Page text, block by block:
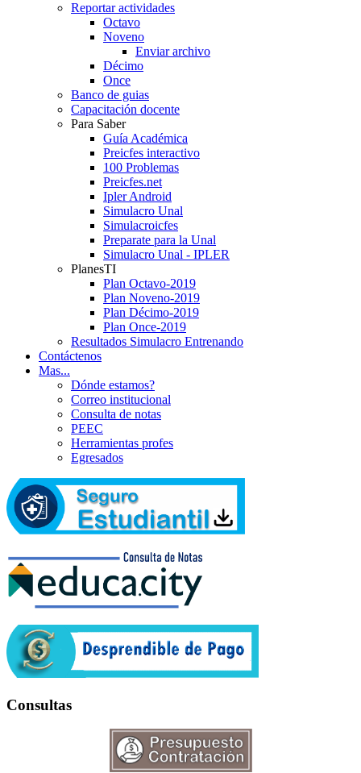
Reportar actividades
Octavo
Noveno
Enviar archivo
Décimo
Once
Banco de guias
Capacitación docente
Para Saber
Guía Académica
Preicfes interactivo
100 Problemas
Preicfes.net
Ipler Android
Simulacro Unal
Simulacroicfes
Preparate para la Unal
Simulacro Unal - IPLER
PlanesTI
Plan Octavo-2019
Plan Noveno-2019
Plan Décimo-2019
Plan Once-2019
Resultados Simulacro Entrenando
Contáctenos
Mas...
Dónde estamos?
Correo institucional
Consulta de notas
PEEC
Herramientas profes
Egresados
Consultas